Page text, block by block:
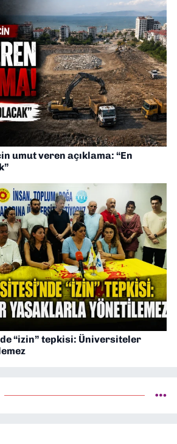
umut veren açıklama: “En
“izin” tepkisi: Üniversiteler